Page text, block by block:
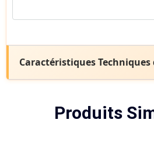
Caractéristiques
Produits